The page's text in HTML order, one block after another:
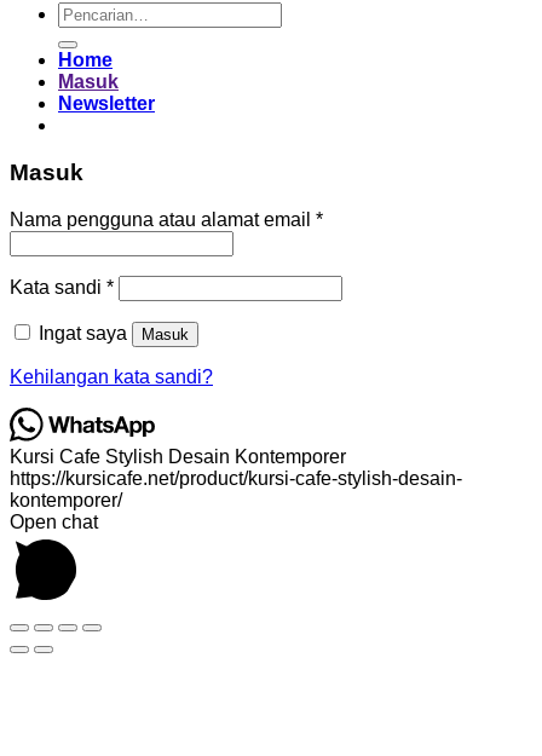
Pencarian
untuk:
Home
Masuk
Newsletter
Masuk
Nama pengguna atau alamat email *Wajib
Kata sandi *Wajib
Ingat saya Masuk
Kehilangan kata sandi?
Kursi Cafe Stylish Desain Kontemporer
https://kursicafe.net/product/kursi-cafe-stylish-desain-
kontemporer/
Open chat